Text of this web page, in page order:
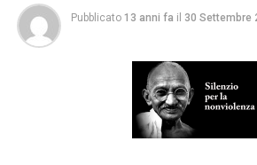
Pubblicato 13 anni fa il 30 Settembre